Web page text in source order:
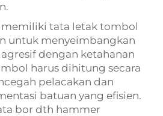
tata letak tombol
untuk menyeimbangkan
dengan ketahanan
harus dihitung secara
pelacakan dan
batuan yang efisien.
bor dth hammer